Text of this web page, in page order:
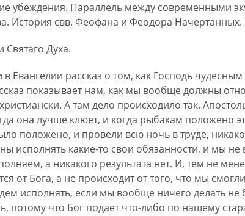
убеждения. Параллель между современными
История свв. Феофана и Феодора
Духа.
Евангелии рассказ о том, как Господь
показывает нам, как мы вообще должны
А там дело происходило так.
она лучше клюет, и когда рыбакам положено
положено, и провели всю ночь в труде,
исполнять какие-то свои обязанности, и мы
а никакого результата нет. И, тем не
от Бога, а не происходит от того, что мы
исполнять, если мы вообще ничего делать
потому что Бог подает что-либо по нашему